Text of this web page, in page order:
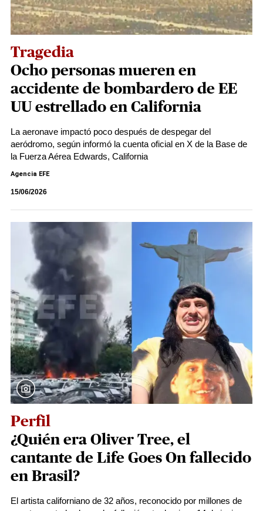
Tragedia
Ocho personas mueren en
accidente de bombardero de EE
UU estrellado en California
La aeronave impactó poco después de despegar del
aeródromo, según informó la cuenta oficial en X de la Base de
la Fuerza Aérea Edwards, California
Agencia EFE
15/06/2026
Perfil
¿Quién era Oliver Tree, el
cantante de Life Goes On fallecido
en Brasil?
El artista californiano de 32 años, reconocido por millones de